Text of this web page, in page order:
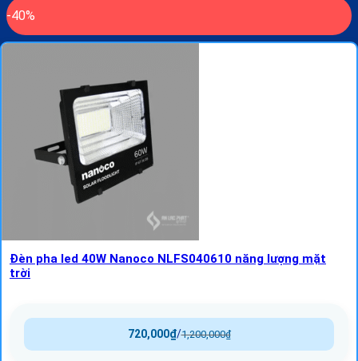
-40%
Đèn pha led 40W Nanoco NLFS040610 năng lượng mặt
trời
1,200,000₫
/
720,000₫